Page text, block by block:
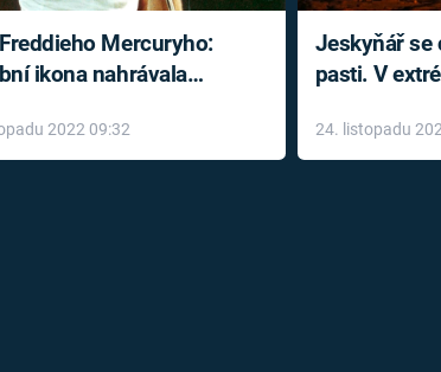
Mercuryho:
ikona nahrávala
2022 09:32
Jeskyňář se
pasti. V
24. listopadu